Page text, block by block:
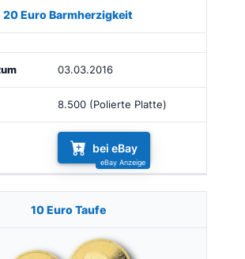
Bild Ausgabe Auflage
20 Euro Barmherzigkeit
03.03.2016
8.500 (Polierte Platte)
bei eBay
10 Euro Taufe